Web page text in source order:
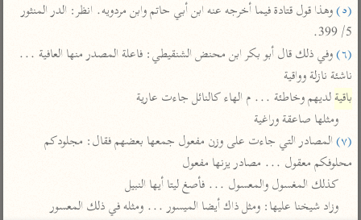
اشترك لتصلك أخبار مشاريعنا
راسلنا •تليجرام • تويتر
تعليمات •عن الباحث القرآني
(٥)
وهذا قول قتادة فيما أخرجه عنه ابن أبي حاتم وابن مردويه. انظر: الدر المنثور
5/ 399.
(٦)
ناشئة نازلة وواقية
باقية لديهم وخاطئة ... م الهاء كالنائل جاءت عارية
ومثلها صاعقة وراغية
(٧)
محلوفكم معقول ... مصادر يزنها مفعول
كذلك المغسول والمعسول ... فأصغ ليتا أيها النبيل
وزاد شيخنا عليها: ومثل ذاك أيضا الميسور ... ومثله في ذلك المعسور